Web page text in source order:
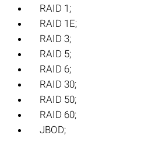
RAID 1;
RAID 1E;
RAID 3;
RAID 5;
RAID 6;
RAID 30;
RAID 50;
RAID 60;
JBOD;